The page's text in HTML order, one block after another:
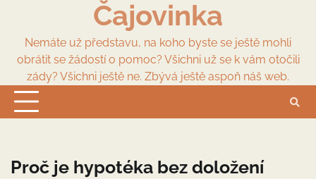
content
Čajovinka
Nemáte už představu, na koho byste se ještě mohli
obrátit se žádostí o pomoc? Všichni už se k vám otočili
zády? Všichni ještě ne. Zbývá ještě aspoň náš web.
Proč je hypotéka bez doložení